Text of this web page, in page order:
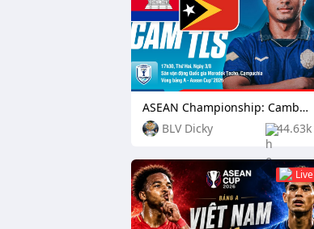
BLV Dicky 44.63k
ASEAN Championship: Cambodia vs Timor Leste
Live